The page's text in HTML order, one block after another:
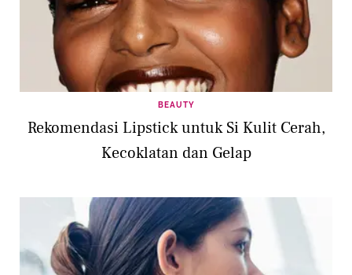
BEAUTY
Rekomendasi Lipstick untuk Si Kulit Cerah,
Kecoklatan dan Gelap